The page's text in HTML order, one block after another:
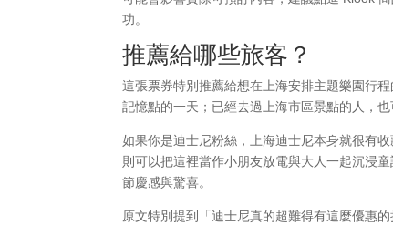
功。
推薦給哪些旅客？
這張票券特別推薦給想在上海安排主題樂園行
記憶點的一天；已經去過上海市區景點的人，
如果你是迪士尼粉絲，上海迪士尼本身就很有
則可以把這裡當作小朋友放電與大人一起沉浸
節慶感與驚喜。
原文特別提到「迪士尼真的超難得有這麼優惠